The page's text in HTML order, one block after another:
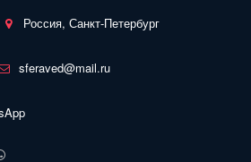
Россия, Санкт-Петербург
sferaved@mail.ru